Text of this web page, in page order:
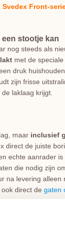
Svedex Front-
stootje kan
nog steeds als
met de speciale
druk
zijn frisse
laklaag krijgt.
maar inclusief
direct de juiste
echte aanrader is
die nodig zijn
na levering alleen
direct de gaten